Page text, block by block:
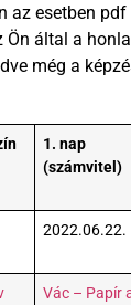
az esetben
által a
még a
1. nap
(számvitel)
2022.06.22.
Vác – Papír